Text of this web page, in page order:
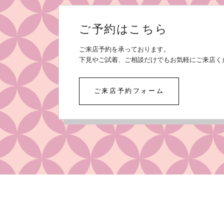
ご予約はこちら
ご来店予約を承っております。
下見やご試着、ご相談だけでもお気軽にご来店
ご来店予約フォーム